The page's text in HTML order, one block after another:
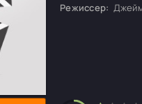
Режиссер: